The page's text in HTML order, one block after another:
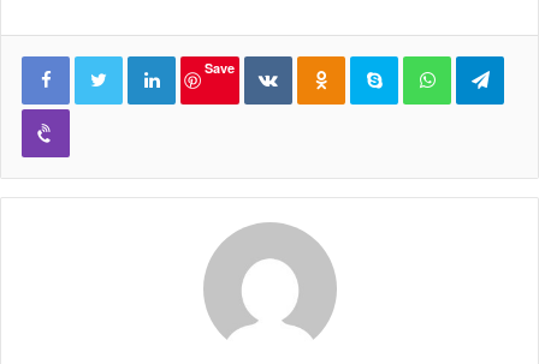
LinkedIn
Save
ВконтактеОдноклассники
Skype WhatsApp
Viber